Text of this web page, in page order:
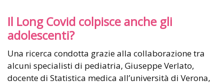
Il Long Covid colpisce anche gli
adolescenti?
Una ricerca condotta grazie alla collaborazione tra
alcuni specialisti di pediatria, Giuseppe Verlato,
docente di Statistica medica all’università di Verona,